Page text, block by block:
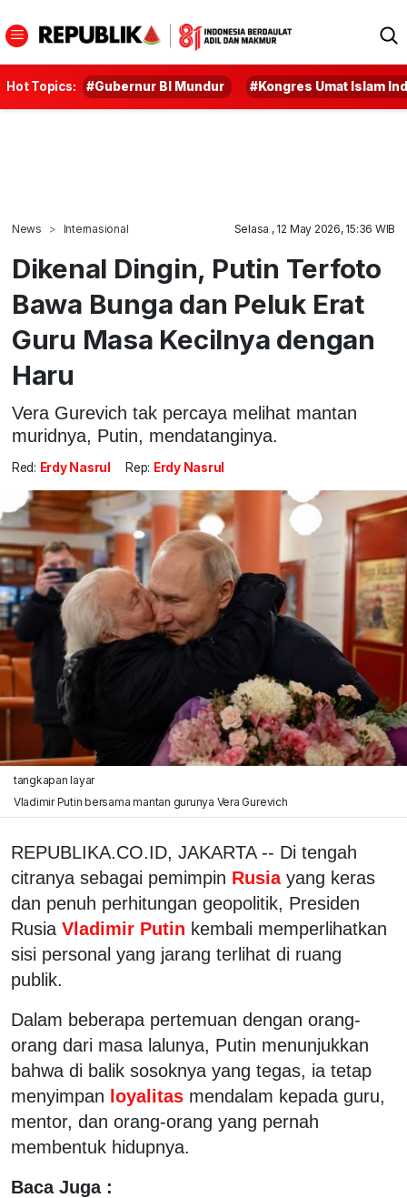
Hot Topics: #Gubernur BI Mundur #Kongres Umat Islam
News Internasional Selasa , 12 May 2026, 15:36 WIB
Dikenal Dingin, Putin Terfoto
Bawa Bunga dan Peluk Erat
Guru Masa Kecilnya dengan
Haru
Vera Gurevich tak percaya melihat mantan
muridnya, Putin, mendatanginya.
Red: Erdy Nasrul Rep: Erdy Nasrul
tangkapan layar
Vladimir Putin bersama mantan gurunya Vera Gurevich
REPUBLIKA.CO.ID, JAKARTA -- Di tengah
citranya sebagai pemimpin Rusia yang keras
dan penuh perhitungan geopolitik, Presiden
Rusia Vladimir Putin kembali memperlihatkan
sisi personal yang jarang terlihat di ruang
publik.
Dalam beberapa pertemuan dengan orang-
orang dari masa lalunya, Putin menunjukkan
bahwa di balik sosoknya yang tegas, ia tetap
menyimpan loyalitas mendalam kepada guru,
mentor, dan orang-orang yang pernah
membentuk hidupnya.
Baca Juga :